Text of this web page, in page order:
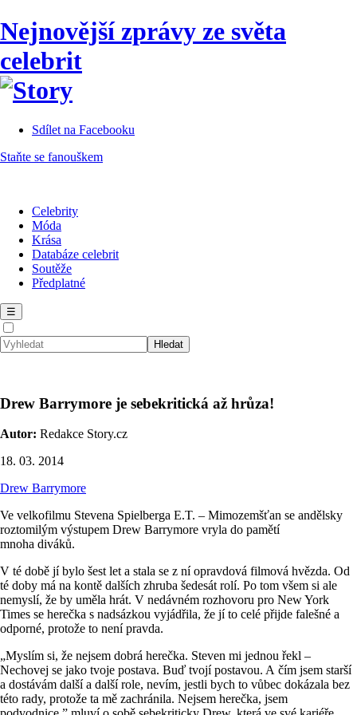
Nejnovější zprávy ze světa
celebrit
Sdílet na Facebooku
Staňte se fanouškem
Celebrity
Móda
Krása
Databáze celebrit
Soutěže
Předplatné
☰
Drew Barrymore je sebekritická až hrůza!
Autor: Redakce Story.cz
18. 03. 2014
Drew Barrymore
Ve velkofilmu Stevena Spielberga E.T. – Mimozemšťan se andělsky
roztomilým výstupem Drew Barrymore vryla do pamětí
mnoha diváků.
V té době jí bylo šest let a stala se z ní opravdová filmová hvězda. Od
té doby má na kontě dalších zhruba šedesát rolí. Po tom všem si ale
nemyslí, že by uměla hrát. V nedávném rozhovoru pro New York
Times se herečka s nadsázkou vyjádřila, že jí to celé přijde falešné a
odporné, protože to není pravda.
„Myslím si, že nejsem dobrá herečka. Steven mi jednou řekl –
Nechovej se jako tvoje postava. Buď tvojí postavou. A čím jsem starší
a dostávám další a další role, nevím, jestli bych to vůbec dokázala bez
této rady, protože ta mě zachránila. Nejsem herečka, jsem